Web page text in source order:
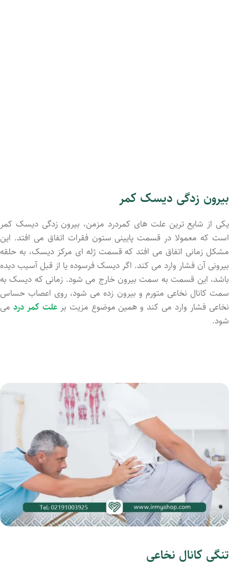
بیرون زدگی دیسک کمر
یکی از شایع ترین علت های کمردرد مزمن، بیرون زدگی دیسک کمر
است که معمولا در قسمت پایینی ستون فقرات اتفاق می افتد. این
مشکل زمانی اتفاق می افتد که قسمت ژله ای مرکز دیسک، به حلقه
بیرونی آن فشار وارد می کند. اگر دیسک فرسوده یا از قبل آسیب دیده
باشد، این قسمت به سمت بیرون خارج می شود. زمانی که دیسک به
سمت کانال نخاعی متورم و بیرون زده می شود، روی اعصاب حساس
نخاعی فشار وارد می کند و همین موضوع مزیت برعلت کمر درد می
شود.
تنگی کانال نخاعی